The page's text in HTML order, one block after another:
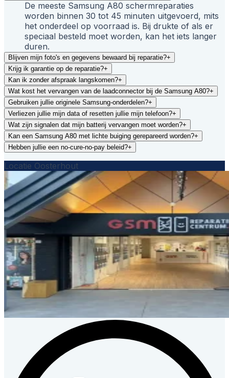
De meeste Samsung A80 schermreparaties
worden binnen 30 tot 45 minuten uitgevoerd, mits
het onderdeel op voorraad is. Bij drukte of als er
speciaal besteld moet worden, kan het iets langer
duren.
Blijven mijn foto's en gegevens bewaard bij reparatie?+
Krijg ik garantie op de reparatie?+
Kan ik zonder afspraak langskomen?+
Wat kost het vervangen van de laadconnector bij de Samsung A80?+
Gebruiken jullie originele Samsung-onderdelen?+
Verliezen jullie mijn data of resetten jullie mijn telefoon?+
Wat zijn signalen dat mijn batterij vervangen moet worden?+
Kan een Samsung A80 met lichte buiging gerepareerd worden?+
Hebben jullie een no-cure-no-pay beleid?+
Locatie Oosterhout